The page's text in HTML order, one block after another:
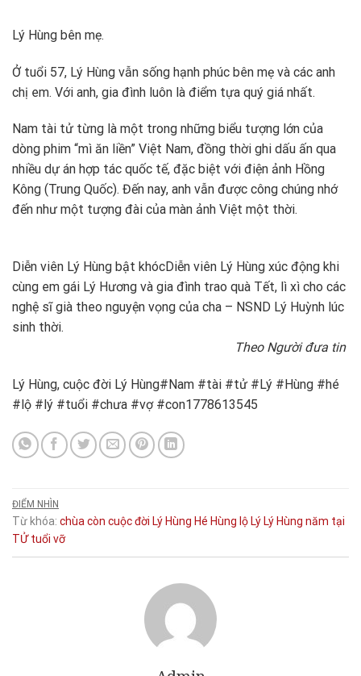
Lý Hùng bên mẹ.
Ở tuổi 57, Lý Hùng vẫn sống hạnh phúc bên mẹ và các anh
chị em. Với anh, gia đình luôn là điểm tựa quý giá nhất.
Nam tài tử từng là một trong những biểu tượng lớn của
dòng phim “mì ăn liền” Việt Nam, đồng thời ghi dấu ấn qua
nhiều dự án hợp tác quốc tế, đặc biệt với điện ảnh Hồng
Kông (Trung Quốc). Đến nay, anh vẫn được công chúng nhớ
đến như một tượng đài của màn ảnh Việt một thời.
Diễn viên Lý Hùng bật khócDiễn viên Lý Hùng xúc động khi
cùng em gái Lý Hương và gia đình trao quà Tết, lì xì cho các
nghệ sĩ già theo nguyện vọng của cha – NSND Lý Huỳnh lúc
sinh thời.
Theo Người đưa tin
Lý Hùng, cuộc đời Lý Hùng#Nam #tài #tử #Lý #Hùng #hé
#lộ #lý #tuổi #chưa #vợ #con1778613545
ĐIỂM NHÌN
Từ khóa: chùa còn cuộc đời Lý Hùng Hé Hùng lộ Lý Lý Hùng năm tại
TỬ tuổi vỡ